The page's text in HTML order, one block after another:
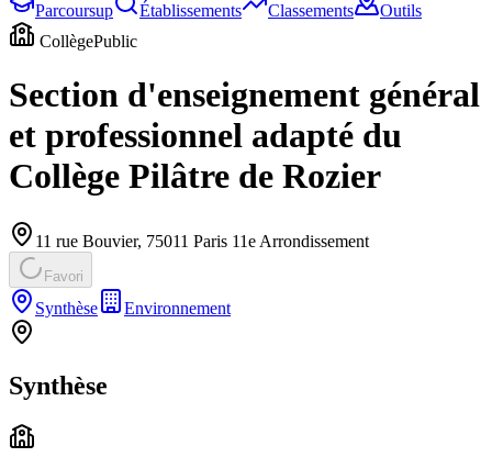
Parcoursup Établissements Classements
Outils
CollègePublic
Section d'enseignement général
et professionnel adapté du
Collège Pilâtre de Rozier
11 rue Bouvier, 75011 Paris 11e Arrondissement
Favori
Synthèse Environnement
Synthèse